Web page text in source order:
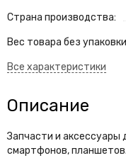
Страна производства:
Вес товара без
Описание
Запчасти и аксессуары
смартфонов,